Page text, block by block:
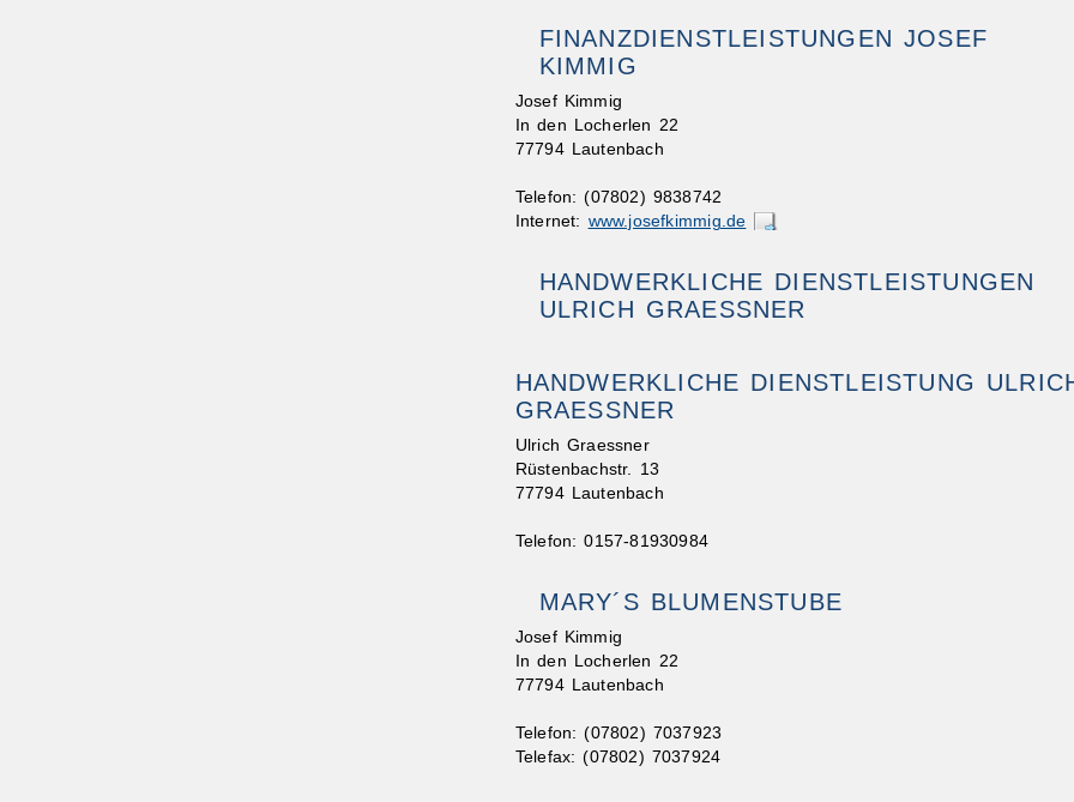
FINANZDIENSTLEISTUNGEN JOSEF
KIMMIG
Josef Kimmig
In den Locherlen 22
77794 Lautenbach
Telefon: (07802) 9838742
Internet: www.josefkimmig.de
HANDWERKLICHE DIENSTLEISTUNGEN
ULRICH GRAESSNER
HANDWERKLICHE DIENSTLEISTUNG
GRAESSNER
Ulrich Graessner
Rüstenbachstr. 13
77794 Lautenbach
Telefon: 0157-81930984
MARY´S BLUMENSTUBE
Josef Kimmig
In den Locherlen 22
77794 Lautenbach
Telefon: (07802) 7037923
Telefax: (07802) 7037924